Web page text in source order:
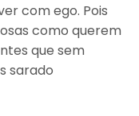
com ego. Pois
como querem
que sem
sarado